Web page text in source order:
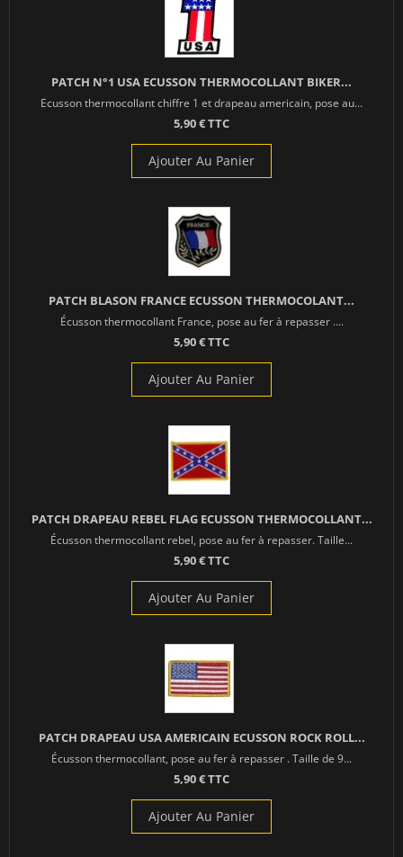
PATCH N°1 USA ECUSSON THERMOCOLLANT BIKER...
Ecusson thermocollant chiffre 1 et drapeau americain, pose au...
5,90 € TTC
Ajouter Au Panier
PATCH BLASON FRANCE ECUSSON THERMOCOLANT...
Écusson thermocollant France, pose au fer à repasser ....
5,90 € TTC
Ajouter Au Panier
PATCH DRAPEAU REBEL FLAG ECUSSON THERMOCOLLANT...
Écusson thermocollant rebel, pose au fer à repasser. Taille...
5,90 € TTC
Ajouter Au Panier
PATCH DRAPEAU USA AMERICAIN ECUSSON ROCK ROLL...
Écusson thermocollant, pose au fer à repasser . Taille de 9...
5,90 € TTC
Ajouter Au Panier